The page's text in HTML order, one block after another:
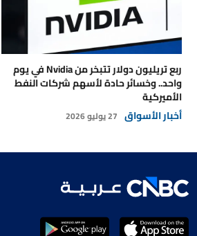
ربع تريليون دولار تتبخر من Nvidia في يوم
واحد.. وخسائر حادة لأسهم شركات النفط
الأميركية
أخبار الأسواق 27 يوليو 2026